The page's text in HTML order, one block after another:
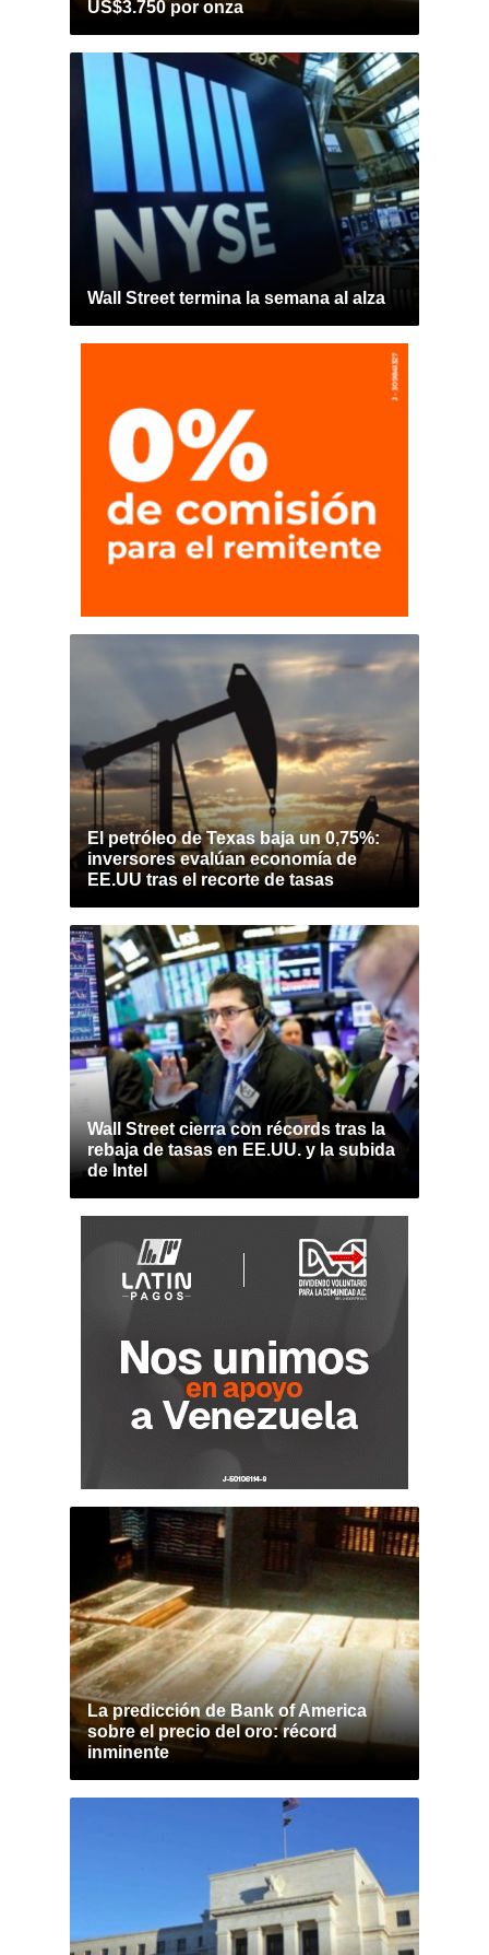
US$3.750 por onza
Wall Street termina la semana al alza
El petróleo de Texas baja un 0,75%:
inversores evalúan economía de
EE.UU tras el recorte de tasas
Wall Street cierra con récords tras la
rebaja de tasas en EE.UU. y la subida
de Intel
La predicción de Bank of America
sobre el precio del oro: récord
inminente